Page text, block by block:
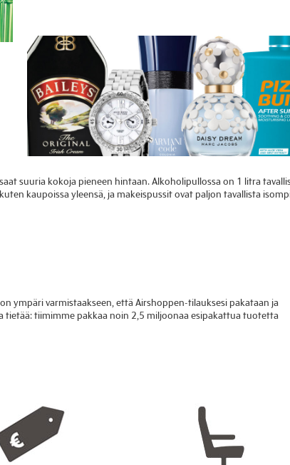
suuria kokoja pieneen hintaan. Alkoholipullossa on 1 litra
kaupoissa yleensä, ja makeispussit ovat paljon tavallista
ympäri varmistaakseen, että Airshoppen-tilauksesi pakataan ja
tietää: tiimimme pakkaa noin 2,5 miljoonaa esipakattua tuotetta